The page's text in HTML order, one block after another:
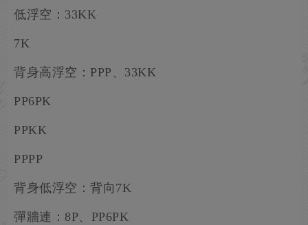
低浮空：33KK
7K
背身高浮空：PPP、33KK
PP6PK
PPKK
PPPP
背身低浮空：背向7K
彈牆連：8P、PP6PK